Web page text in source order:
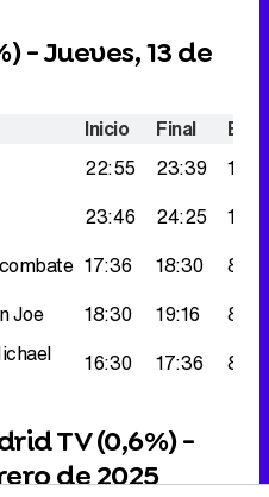
) - Jueves, 13 de
Inicio Final
22:55 23:39
23:46 24:25
17:36 18:30
Joe 18:30 19:16
16:30 17:36
TV (0,6%) -
de 2025